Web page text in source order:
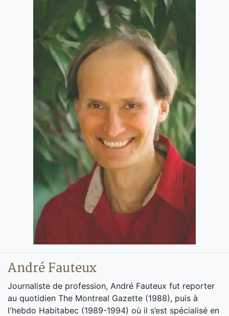
André Fauteux
Journaliste de profession, André Fauteux fut reporter
au quotidien The Montreal Gazette (1988), puis à
l'hebdo Habitabec (1989-1994) où il s’est spécialisé en